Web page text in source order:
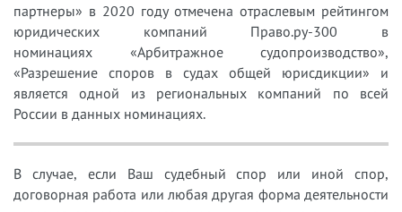
партнеры» в 2020 году отмечена отраслевым рейтингом
юридических компаний Право.ру-300 в
номинациях «Арбитражное судопроизводство»,
«Разрешение споров в судах общей юрисдикции» и
является одной из региональных компаний по всей
России в данных номинациях.
В случае, если Ваш судебный спор или иной спор,
договорная работа или любая другая форма деятельности